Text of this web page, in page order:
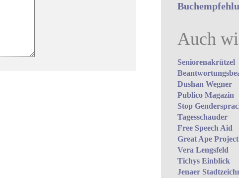
Auch
Seniorenakrützel
Dushan Wegner
Publico Magazin
Stop
Tagesschauder
Free Speech Aid
Great Ape Project
Vera Lengsfeld
Tichys Einblick
Jenaer